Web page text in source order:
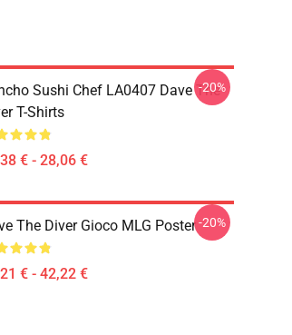
Sushi Chef LA0407 Dave The
T-Shirts
€ - 28,06 €
-20%
The Diver Gioco MLG Poster
€ - 42,22 €
-20%